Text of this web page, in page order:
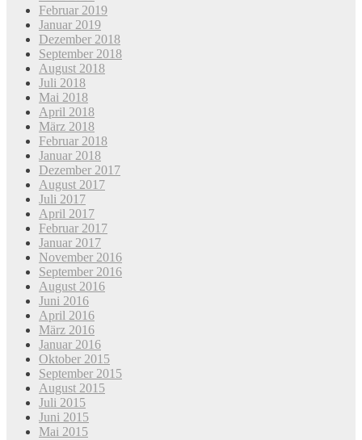
Februar 2019
Januar 2019
Dezember 2018
September 2018
August 2018
Juli 2018
Mai 2018
April 2018
März 2018
Februar 2018
Januar 2018
Dezember 2017
August 2017
Juli 2017
April 2017
Februar 2017
Januar 2017
November 2016
September 2016
August 2016
Juni 2016
April 2016
März 2016
Januar 2016
Oktober 2015
September 2015
August 2015
Juli 2015
Juni 2015
Mai 2015